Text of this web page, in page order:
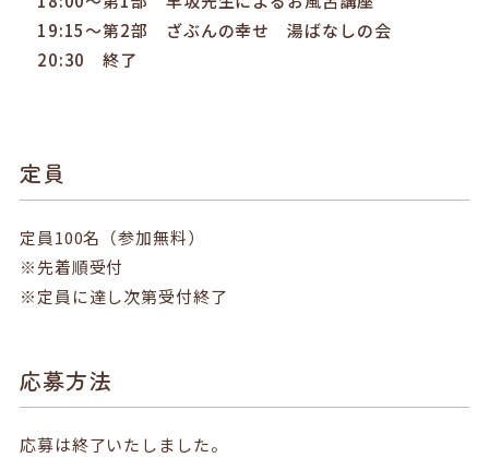
19:15～第2部 ざぶんの幸せ 湯ばなしの会
20:30 終了
定員
定員100名（参加無料）
※先着順受付
※定員に達し次第受付終了
応募方法
応募は終了いたしました。